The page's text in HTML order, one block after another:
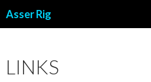
Asser Rig
LINKS